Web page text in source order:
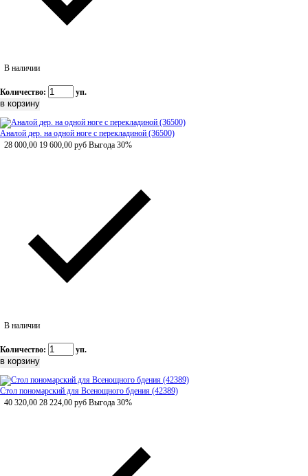
В наличии
Количество: уп.
Аналой дер. на одной ноге с перекладиной (36500)
28 000,00 19 600,00 руб Выгода 30%
В наличии
Количество: уп.
Стол пономарский для Всенощного бдения (42389)
40 320,00 28 224,00 руб Выгода 30%